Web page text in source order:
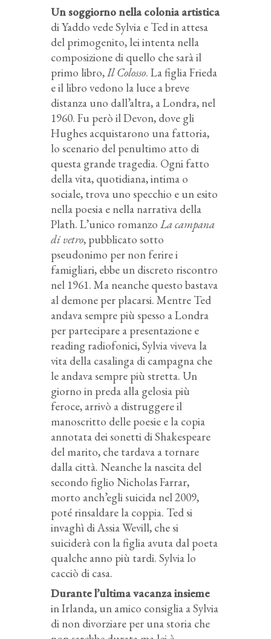
Un soggiorno nella colonia artistica
di Yaddo vede Sylvia e Ted in attesa
del primogenito, lei intenta nella
composizione di quello che sarà il
primo libro,Il Colosso. La figlia Frieda
e il libro vedono la luce a breve
distanza uno dall’altra, a Londra, nel
1960. Fu però il Devon, dove gli
Hughes acquistarono una fattoria,
lo scenario del penultimo atto di
questa grande tragedia. Ogni fatto
della vita, quotidiana, intima o
sociale, trova uno specchio e un esito
nella poesia e nella narrativa della
Plath. L’unico romanzo La campana
di vetro, pubblicato sotto
pseudonimo per non ferire i
famigliari, ebbe un discreto riscontro
nel 1961. Ma neanche questo bastava
al demone per placarsi. Mentre Ted
andava sempre più spesso a Londra
per partecipare a presentazione e
reading radiofonici, Sylvia viveva la
vita della casalinga di campagna che
le andava sempre più stretta. Un
giorno in preda alla gelosia più
feroce, arrivò a distruggere il
manoscritto delle poesie e la copia
annotata dei sonetti di Shakespeare
del marito, che tardava a tornare
dalla città. Neanche la nascita del
secondo figlio Nicholas Farrar,
morto anch’egli suicida nel 2009,
poté rinsaldare la coppia. Ted si
invaghì di Assia Wevill, che si
suiciderà con la figlia avuta dal poeta
qualche anno più tardi. Sylvia lo
cacciò di casa.
Durante l’ultima vacanza insieme
in Irlanda, un amico consiglia a Sylvia
di non divorziare per una storia che